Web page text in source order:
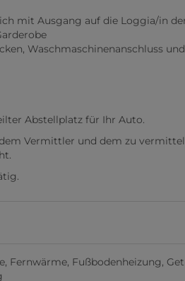
mit Ausgang auf die Loggia/in
Waschmaschinenanschluss
Abstellplatz für Ihr Auto.
Vermittler und dem zu
Fernwärme Fußbodenheizung